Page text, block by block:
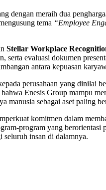
dengan meraih dua
tema “Employee
Stellar Workplace
serta evaluasi dokumen
antara kepuasan
perusahaan yang dinilai
bahwa Enesis Group mampu
manusia sebagai aset paling
komitmen dalam
program yang
seluruh insan di dalamnya.